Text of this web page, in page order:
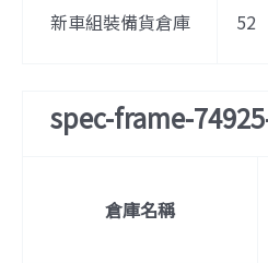
新車組裝備貨倉庫 52
spec-frame-
倉庫名稱